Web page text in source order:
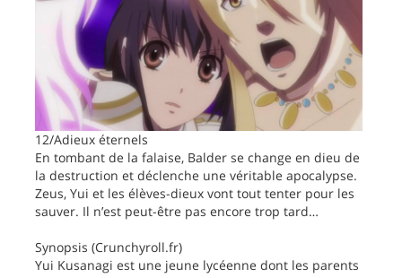
12/Adieux éternels
En tombant de la falaise, Balder se change en dieu de
la destruction et déclenche une véritable apocalypse.
Zeus, Yui et les élèves-dieux vont tout tenter pour les
sauver. Il n’est peut-être pas encore trop tard…
Synopsis (Crunchyroll.fr)
Yui Kusanagi est une jeune lycéenne dont les parents